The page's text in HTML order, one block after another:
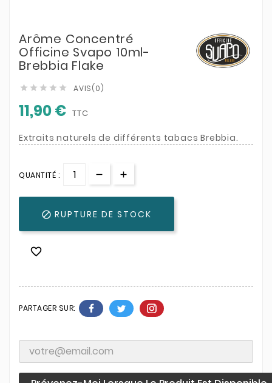
Arôme Concentré
Officine Svapo 10ml-
Brebbia Flake
     AVIS(0)
11,90 € TTC
Extraits naturels de différents tabacs Brebbia.
QUANTITÉ :
 RUPTURE DE STOCK

PARTAGER SUR: